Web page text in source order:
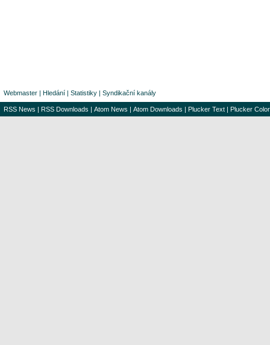
Webmaster | Hledání | Statistiky | Syndikační kanály
RSS News | RSS Downloads | Atom News | Atom Downloads | Plucker Text | Plucker Color